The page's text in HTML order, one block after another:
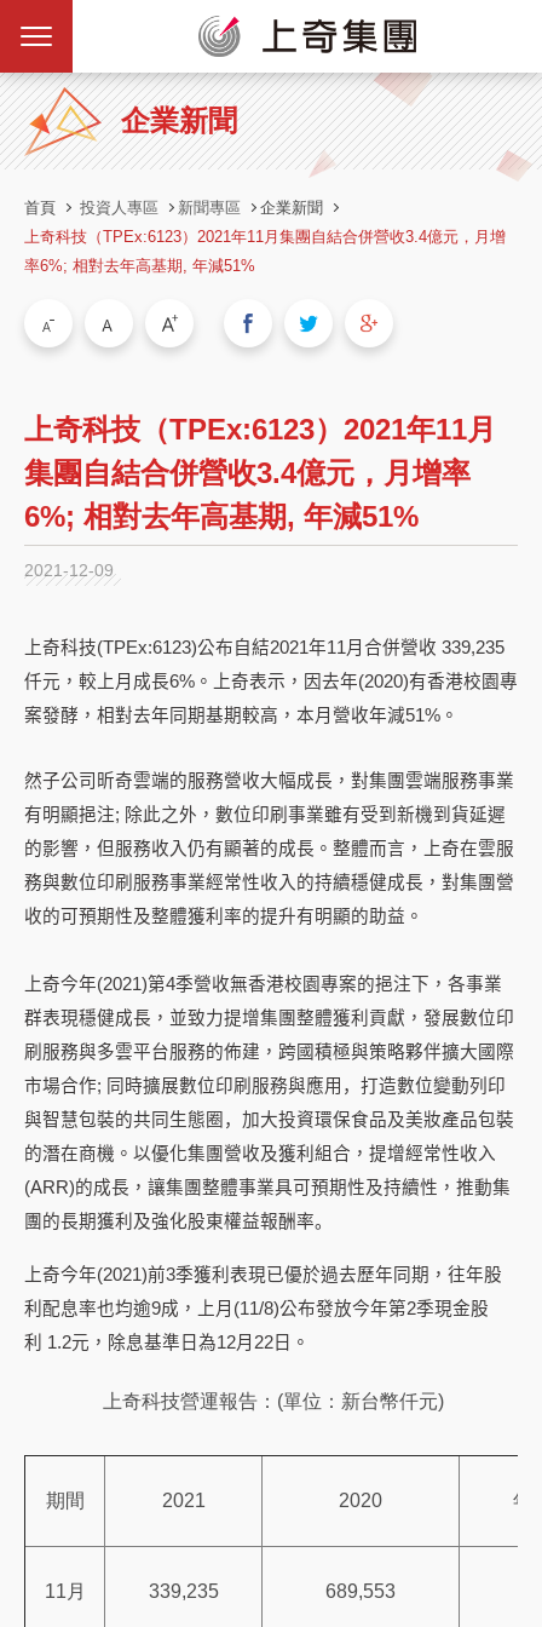
企業新聞
首頁 投資人專區 新聞專區
企業新聞
上奇科技（TPEx:6123）2021年11月集團自結合併營收3.4億元，月增
率6%; 相對去年高基期, 年減51%
上奇科技（TPEx:6123）2021年11月
集團自結合併營收3.4億元，月增率
6%; 相對去年高基期, 年減51%
2021-12-09
上奇科技(TPEx:6123)公布自結2021年11月合併營收 339,235
仟元，較上月成長6% 。上奇表示，因去年(2020)有香港校園專
案發酵，相對去年同期基期較高，本月營收年減51% 。
然子公司昕奇雲端的服務營收大幅成長，對集團雲端服務事業
有明顯挹注; 除此之外，數位印刷事業雖有受到新機到貨延遲
的影響，但服務收入仍有顯著的成長。整體而言，上奇在雲服
務與數位印刷服務事業經常性收入的持續穩健成長，對集團營
收的可預期性及整體獲利率的提升有明顯的助益。
上奇今年(2021)第4季營收無香港校園專案的挹注下，各事業
群表現穩健成長，並致力提增集團整體獲利貢獻，發展數位印
刷服務與多雲平台服務的佈建，跨國積極與策略夥伴擴大國際
市場合作; 同時擴展數位印刷服務與應用，打造數位變動列印
與智慧包裝的共同生態圈，加大投資環保食品及美妝產品包裝
的潛在商機 。以優化集團營收及獲利組合，提增經常性收入
(ARR)的成長，讓集團整體事業具可預期性及持續性，推動集
團的長期獲利及強化股東權益報酬率。
上奇今年(2021)前3季獲利表現已優於過去歷年同期，往年股
利配息率也均逾9成，上月 (11/8)公布發放今年第2季現金股
利
1.2元，除息基準日為12月 22日。
上奇科技營運報告：(單位：新台幣仟元)
期間 2021 2020 年
11月 339,235 689,553